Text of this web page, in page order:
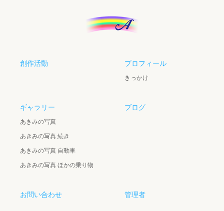
創作活動 プロフィール
きっかけ
ギャラリー
あきみの写真
あきみの写真 続き
あきみの写真 自動車
あきみの写真 ほかの乗り物
ブログ
お問い合わせ 管理者